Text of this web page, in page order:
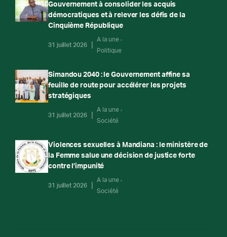
Gouvernement à consolider les acquis
démocratiques et à relever les défis de la
Cinquième République
31 juillet 2026
A la une
Politique
Simandou 2040 : le Gouvernement affine sa
feuille de route pour accélérer les projets
stratégiques
31 juillet 2026
A la une
Société
Violences sexuelles à Mandiana : le ministère de
la Femme salue une décision de justice forte
contre l’impunité
31 juillet 2026
A la une
Société